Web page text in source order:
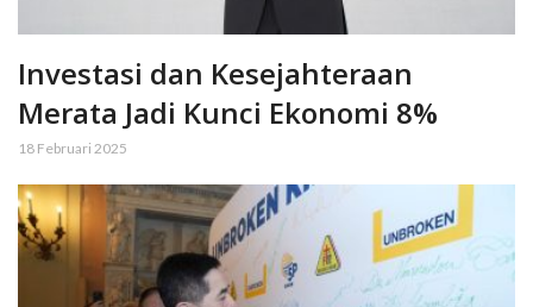
Investasi dan Kesejahteraan
Merata Jadi Kunci Ekonomi 8%
18 Februari 2025